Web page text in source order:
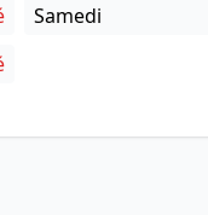
Samedi